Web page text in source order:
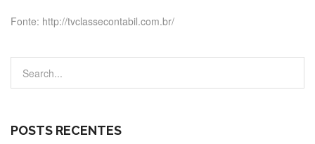
Fonte: http://tvclassecontabil.com.br/
POSTS RECENTES